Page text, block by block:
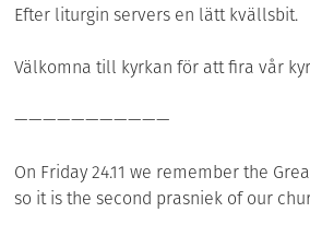
Efter liturgin servers en lätt kvällsbit.
Välkomna till kyrkan för att fira vår
———————————
On Friday 24.11 we remember the
so it is the second prasniek of our